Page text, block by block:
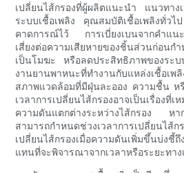
เปลี่ยนไส้กรองที่ผู้ผลิตแนะนำ แนวทาง
ระบบเชื้อเพลิง คุณสมบัติเชื้อเพลิงทั่ว
คาดการณ์ไว้ การเบี่ยงเบนจากคำแน
เสี่ยงต่อความเสียหายของชิ้นส่วนก่อน
เป็นโมฆะ หรือลดประสิทธิภาพของระ
งานยานพาหนะที่ทำงานกับแหล่งเชื้อ
สภาพแวดล้อมที่มีฝุ่นละออง ความชื้น ห
เวลาการเปลี่ยนไส้กรองอาจเป็นเรื่อ
ความดันแตกต่างระหว่างไส้กรอง ห
สามารถกำหนดช่วงเวลาการเปลี่ยนไ
เปลี่ยนไส้กรองเมื่อความดันเพิ่มขึ้นบ่งชี้
แทนที่จะพิจารณาจากเวลาหรือระยะทาง